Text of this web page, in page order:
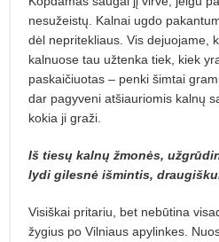
nesužeistų. Kalnai ugdo
dėl nepritekliaus. Vis dejuojame,
kalnuose tau užtenka tiek, kiek
paskaičiuotas – penki šimtai
dar pagyveni atšiauriomis kalnų
kokia ji graži.
Iš tiesų kalnų žmonės,
lydi gilesnė išmintis,
Visiškai pritariu, bet nebūtina
žygius po Vilniaus apylinkes.